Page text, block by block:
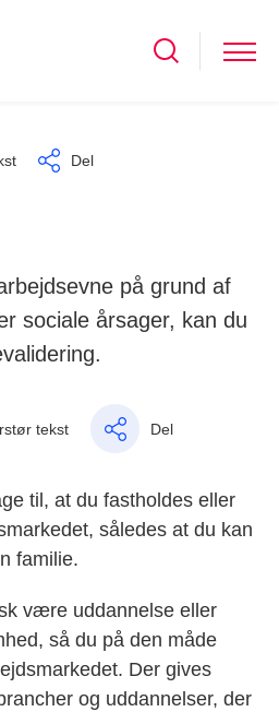
Del
på grund af
sociale årsager, kan du
tekst Del
til, at du fastholdes eller
således at du kan
familie.
være uddannelse eller
så du på den måde
Der gives
og uddannelser, der